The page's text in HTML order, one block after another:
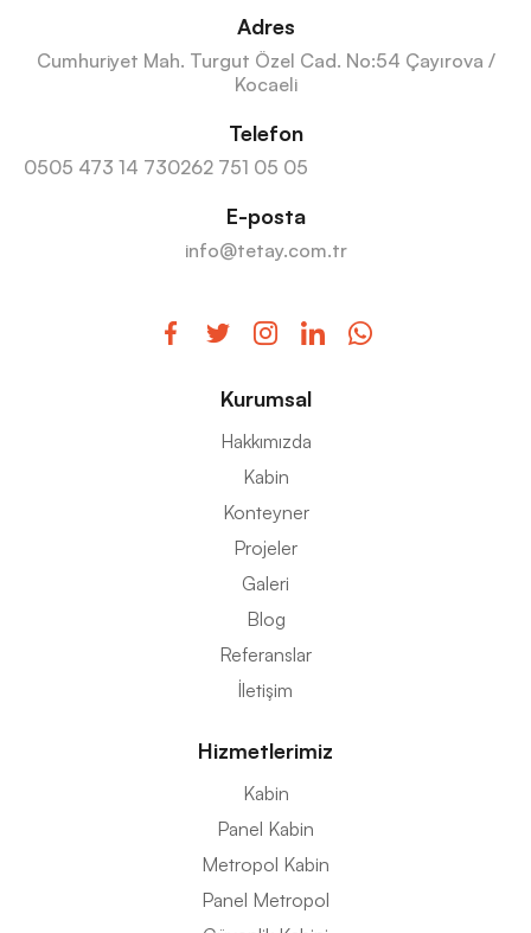
Adres
Cumhuriyet Mah. Turgut Özel Cad. No:54 Çayırova /
Kocaeli
Telefon
0505 473 14 730262 751 05 05
E-posta
info@tetay.com.tr
Kurumsal
Hakkımızda
Kabin
Konteyner
Projeler
Galeri
Blog
Referanslar
İletişim
Hizmetlerimiz
Kabin
Panel Kabin
Metropol Kabin
Panel Metropol